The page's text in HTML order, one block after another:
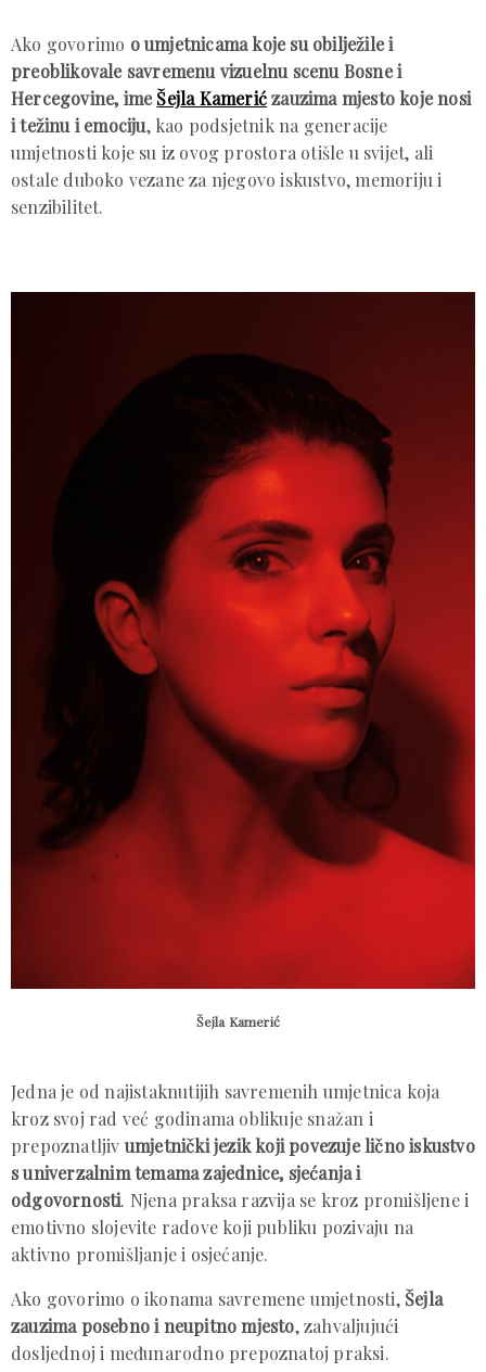
Ako govorimo o umjetnicama koje su obilježile i
preoblikovale savremenu vizuelnu scenu Bosne i
Hercegovine, imeŠejla Kamerić zauzima mjesto koje nosi
i težinu i emociju, kao podsjetnik na generacije
umjetnosti koje su iz ovog prostora otišle u svijet, ali
ostale duboko vezane za njegovo iskustvo, memoriju i
senzibilitet.
Šejla Kamerić
Jedna je od najistaknutijih savremenih umjetnica koja
kroz svoj rad već godinama oblikuje snažan i
prepoznatljivumjetnički jezik koji povezuje lično iskustvo
s univerzalnim temama zajednice, sjećanja i
odgovornosti. Njena praksa razvija se kroz promišljene i
emotivno slojevite radove koji publiku pozivaju na
aktivno promišljanje i osjećanje.
Ako govorimo o ikonama savremene umjetnosti, Šejla
zauzima posebno i neupitno mjesto, zahvaljujući
dosljednoj i međunarodno prepoznatoj praksi.